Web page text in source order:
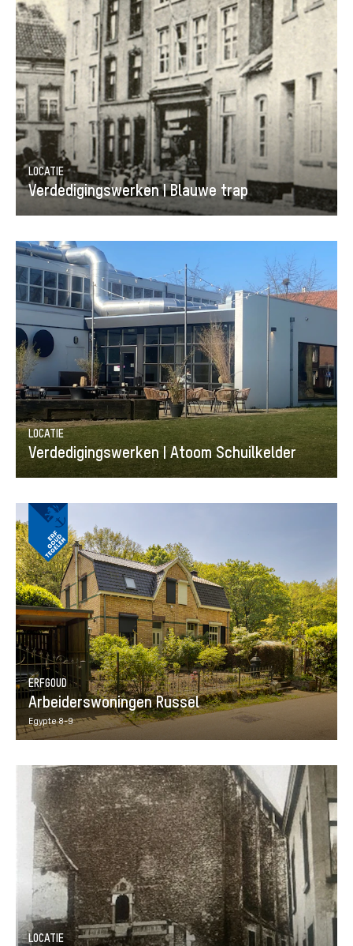
LOCATIE
Verdedigingswerken | Blauwe trap
LOCATIE
Verdedigingswerken | Atoom Schuilkelder
ERFGOUD
Arbeiderswoningen Russel
Egypte 8-9
LOCATIE